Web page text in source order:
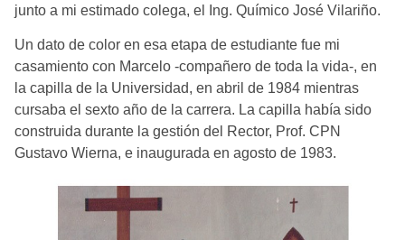
junto a mi estimado colega, el Ing. Químico José Vilariño.
Un dato de color en esa etapa de estudiante fue mi
casamiento con Marcelo -compañero de toda la vida-, en
la capilla de la Universidad, en abril de 1984 mientras
cursaba el sexto año de la carrera. La capilla había sido
construida durante la gestión del Rector, Prof. CPN
Gustavo Wierna, e inaugurada en agosto de 1983.